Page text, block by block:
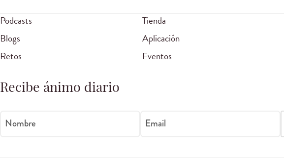
Podcasts
Blogs
Retos
Tienda
Aplicación
Eventos
Recibe ánimo diario
Nombre Email